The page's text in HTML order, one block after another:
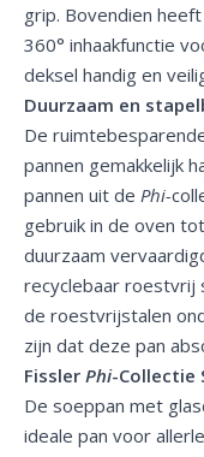
grip. Bovendien
360° inhaakfunctie
deksel handig en
Duurzaam en
De
pannen gemakkelijk
pannen uit de Phi-
gebruik in de oven
duurzaam
recyclebaar roestvrij
de roestvrijstalen
zijn dat deze pan
Fissler Phi-Collectie
De soeppan met
ideale pan voor